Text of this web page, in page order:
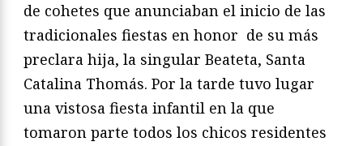
de cohetes que anunciaban el inicio de las
tradicionales fiestas en honor de su más
preclara hija, la singular Beateta, Santa
Catalina Thomás. Por la tarde tuvo lugar
una vistosa fiesta infantil en la que
tomaron parte todos los chicos residentes